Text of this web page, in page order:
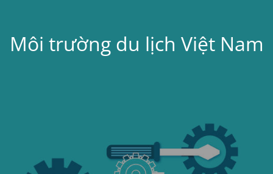
Môi trường du lịch Việt Nam